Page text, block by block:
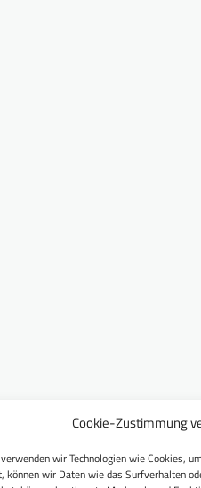
Cookie-Zustimmung
wir Technologien wie Cookies,
können wir Daten wie das Surfverhalten